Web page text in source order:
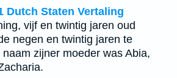
Dutch Staten Vertaling
vijf en twintig jaren oud
negen en twintig jaren te
zijner moeder was Abia,